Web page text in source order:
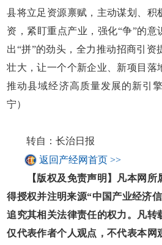
县将立足资源禀赋，主动谋划、积
资，紧盯重点产业，强化“争”的意
出“拼”的劲头，全力推动招商引资
壮大，让一个个新企业、新项目落
推动县域经济高质量发展的新
宁）
转自：长治日报
返回产经网首页 >>
【版权及免责声明】凡本网所
得授权并注明来源“中国产业经济
追究其相关法律责任的权力。凡转
仅代表作者个人观点，不代表本网